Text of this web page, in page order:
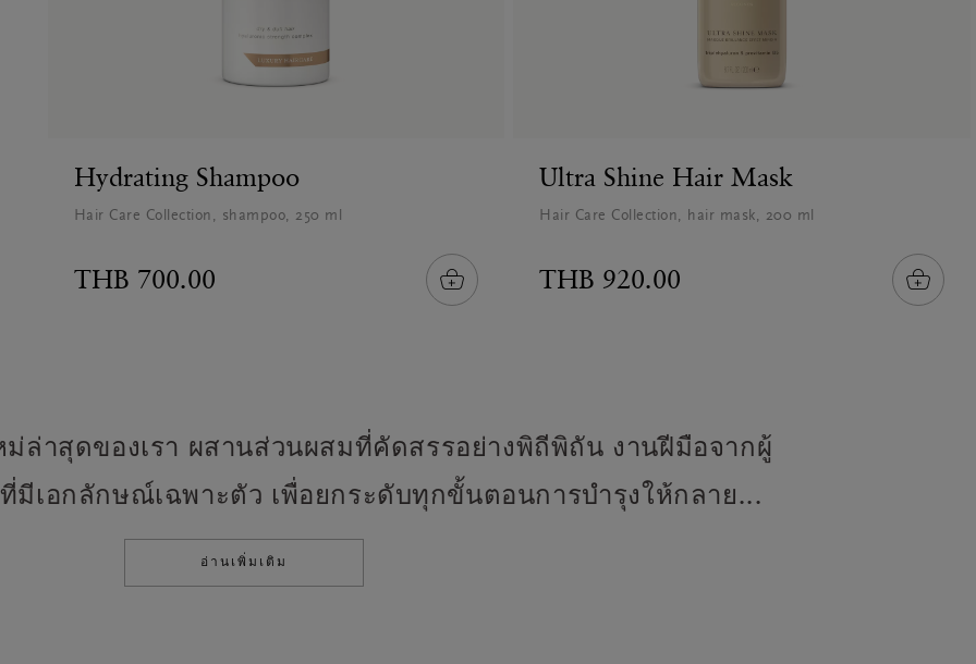
Hydrating Shampoo
Hair Care Collection, shampoo, 250 ml
THB 700.00
Ultra Shine Hair Mask
Hair Care Collection, hair mask, 200 ml
THB 920.00
ล่าสุดของเรา ผสานส่วนผสมที่คัดสรรอย่างพิถีพิถัน งานฝีมือจากผู้
เอกลักษณ์เฉพาะตัว เพื่อยกระดับทุกขั้นตอนการบำรุงให้กลาย...
อ่านเพิ่มเติม